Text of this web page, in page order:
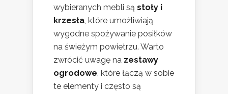
wybieranych mebli są stoły i
krzesła, które umożliwiają
wygodne spożywanie posiłków
na świeżym powietrzu. Warto
zwrócić uwagę na zestawy
ogrodowe, które łączą w sobie
te elementy i często są